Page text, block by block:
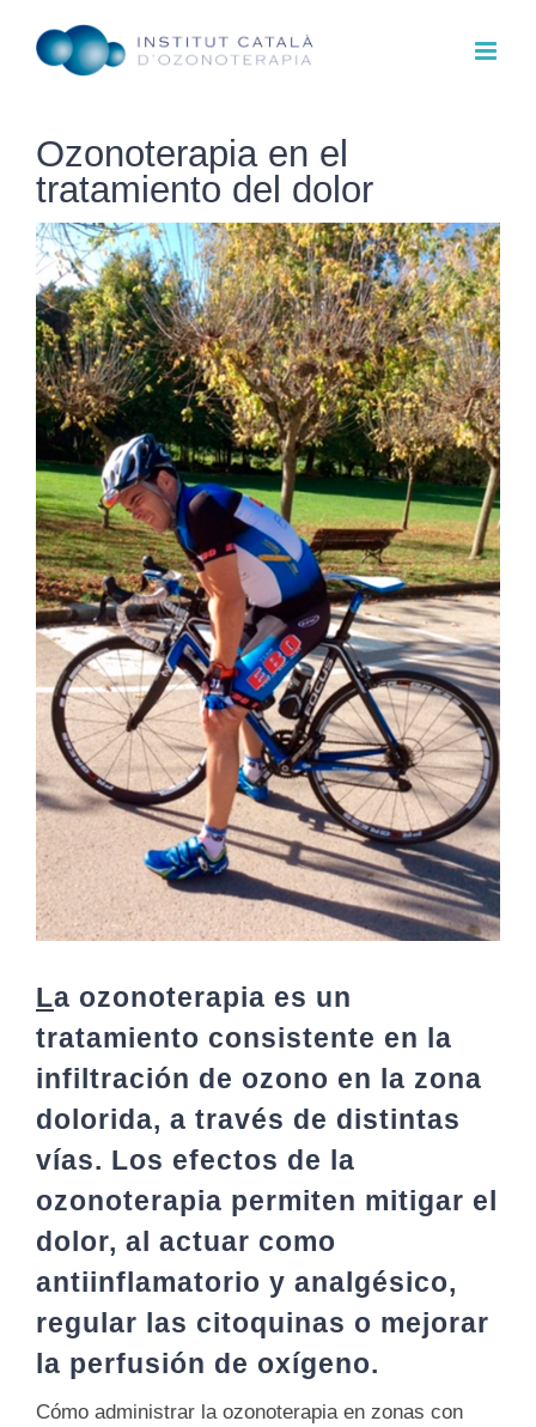
content
Ozonoterapia en el
tratamiento del dolor
View
Larger
Image
La ozonoterapia es un
tratamiento consistente en la
infiltración de ozono en la zona
dolorida, a través de distintas
vías. Los efectos de la
ozonoterapia permiten mitigar el
dolor, al actuar como
antiinflamatorio y analgésico,
regular las citoquinas o mejorar
la perfusión de oxígeno.
Cómo administrar la ozonoterapia en zonas con